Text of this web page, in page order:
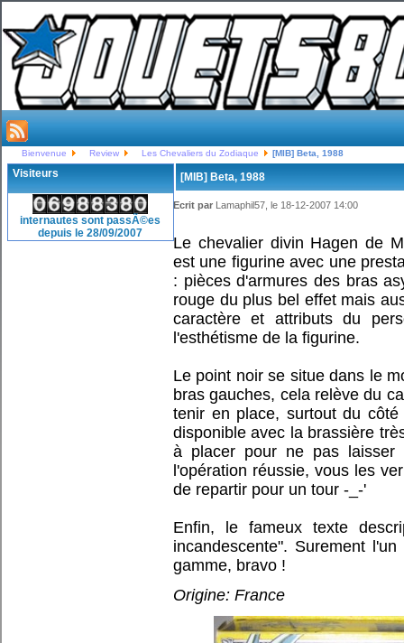
Bienvenue Review Les Chevaliers du Zodiaque [MIB] Beta, 1988
Visiteurs
internautes sont passÃ©es
depuis le 28/09/2007
[MIB] Beta, 1988
Ecrit par Lamaphil57, le 18-12-2007 14:00
Le chevalier divin Hagen de
est une figurine avec une
: pièces d'armures des bras
rouge du plus bel effet mais
caractère et attributs du
l'esthétisme de la figurine.
Le point noir se situe dans le
bras gauches, cela relève du
tenir en place, surtout du
disponible avec la brassière
à placer pour ne pas
l'opération réussie, vous les
de repartir pour un tour -_-'
Enfin, le fameux texte
incandescente". Surement
gamme, bravo !
Origine: France